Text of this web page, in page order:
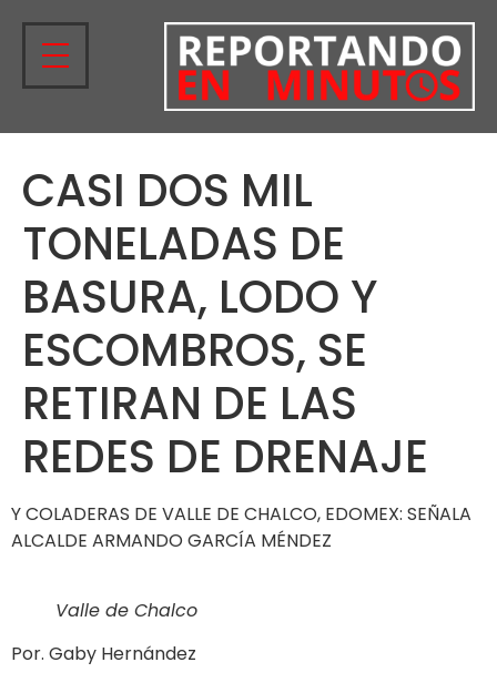
CASI DOS MIL
TONELADAS DE
BASURA, LODO Y
ESCOMBROS, SE
RETIRAN DE LAS
REDES DE DRENAJE
Y COLADERAS DE VALLE DE CHALCO, EDOMEX: SEÑALA
ALCALDE ARMANDO GARCÍA MÉNDEZ
Valle de Chalco
Por. Gaby Hernández